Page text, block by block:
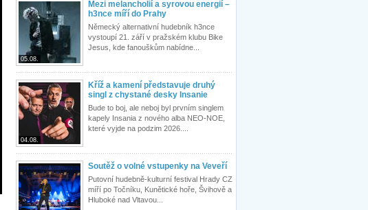
05.08.
Mezi melancholií a syrovou energií –
h3nce míří do Prahy
Německý alternativní hudebník h3nce
vystoupí 21. září v pražském klubu Bike
Jesus, kde fanouškům nabídne...
04.08.
Kříž a kamení představuje druhý
singl z chystané desky Insanie
Bude to boj, ale neboj byl prvním singlem
kapely Insania z nového alba NEO-NOE,
které vyjde na podzim 2026....
Soutěž o volné vstupenky na Veveří
Putovní hudebně-kulturní festival Hrady CZ
míří po Točníku, Kunětické hoře, Švihově a
Hluboké nad Vltavou...